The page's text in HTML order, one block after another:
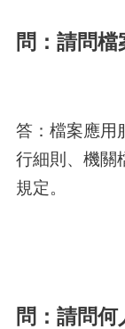
問：請問
答：檔案應用
行細則、機
規定。
問：請問